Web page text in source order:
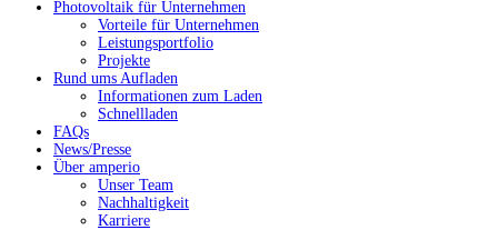
Photovoltaik für Unternehmen
Vorteile für Unternehmen
Leistungsportfolio
Projekte
Rund ums Aufladen
Informationen zum Laden
Schnellladen
FAQs
News/Presse
Über amperio
Unser Team
Nachhaltigkeit
Karriere